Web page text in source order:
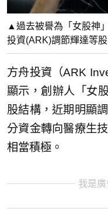
▲過去被譽為「女股神
投資(ARK)調節輝達等
方舟投資（ARK
顯示，創辦人「女
股結構，近期明顯
分資金轉向醫療生
相當積極。
我是